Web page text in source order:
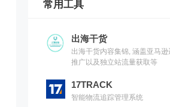
常用工具
出海干货
出海干货内容集锦, 涵盖亚马逊
推广以及独立站流量获取等
17TRACK
智能物流追踪管理系统